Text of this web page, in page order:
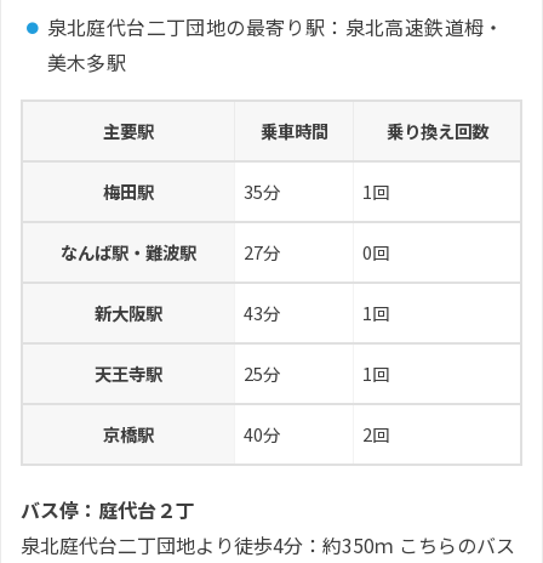
泉北庭代台二丁団地の最寄り駅：泉北高速鉄道栂・
美木多駅
主要駅 乗車時間 乗り換え回数
梅田駅 35分 1回
なんば駅・難波駅 27分 0回
新大阪駅 43分 1回
天王寺駅 25分 1回
京橋駅 40分 2回
バス停：庭代台２丁
泉北庭代台二丁団地より徒歩4分：約350ｍ こちらのバス